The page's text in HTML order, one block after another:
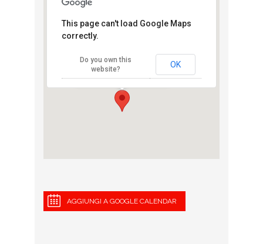
Runbase adidas
Corso Sempione 10 - Milano
View Eventi
This page can't load Google Maps
correctly.
Do you own this
website?
OK
AGGIUNGI A GOOGLE CALENDAR